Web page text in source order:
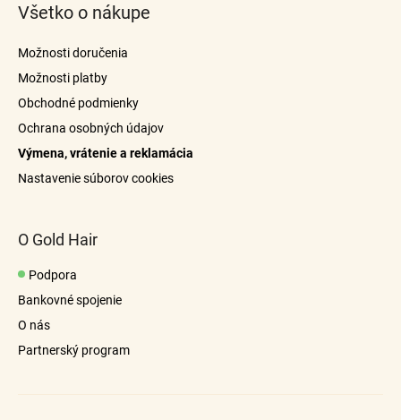
Všetko o nákupe
Možnosti doručenia
Možnosti platby
Obchodné podmienky
Ochrana osobných údajov
Výmena, vrátenie a reklamácia
Nastavenie súborov cookies
O Gold Hair
Podpora
Bankovné spojenie
O nás
Partnerský program